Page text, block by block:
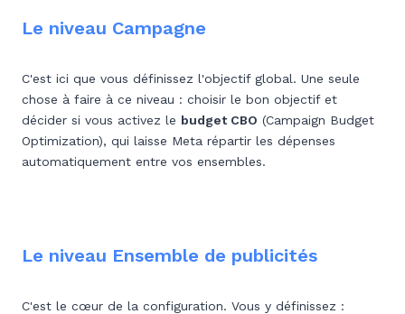
Le niveau Campagne
C'est ici que vous définissez l'objectif global. Une seule
chose à faire à ce niveau : choisir le bon objectif et
décider si vous activez le budget CBO (Campaign Budget
Optimization), qui laisse Meta répartir les dépenses
automatiquement entre vos ensembles.
Le niveau Ensemble de publicités
C'est le cœur de la configuration. Vous y définissez :